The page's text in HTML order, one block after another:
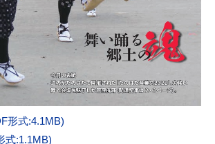
形式:4.1MB)
式:1.1MB)